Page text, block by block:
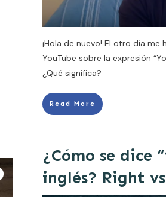
¡Hola de nuevo! El otro día
YouTube sobre la expresión
¿Qué significa?
Read More
¿Cómo se dice
inglés? Right